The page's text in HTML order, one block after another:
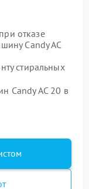
отказе
Candy AC
стиральных
Candy AC 20 в